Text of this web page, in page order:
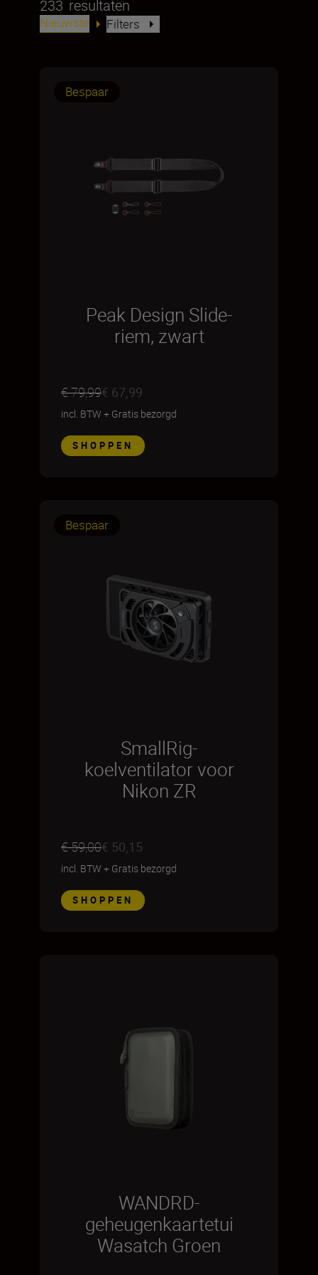
233 resultaten
Nieuwste Filters
Bespaar
Peak Design Slide-
riem, zwart
€ 79,99€ 67,99
incl. BTW + Gratis bezorgd
SHOPPEN
Bespaar
SmallRig-
koelventilator voor
Nikon ZR
€ 59,00€ 50,15
incl. BTW + Gratis bezorgd
SHOPPEN
WANDRD-
geheugenkaartetui
Wasatch Groen